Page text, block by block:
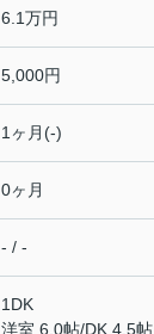
6.1万円
5,000円
1ヶ月(-)
0ヶ月
- / -
1DK
洋室 6.0帖/DK 4.5帖